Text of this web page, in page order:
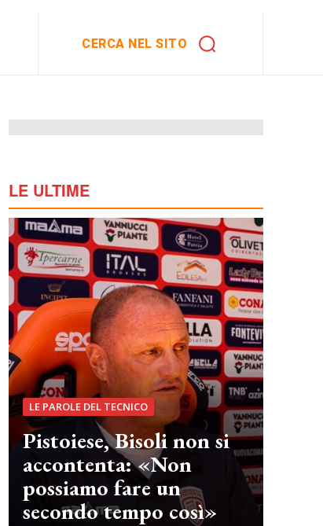
CERCA NEL SITO
LE ULTIME
LE PAROLE DEL TECNICO
Pistoiese, Bisoli non si
accontenta: «Non
possiamo fare un
secondo tempo così»